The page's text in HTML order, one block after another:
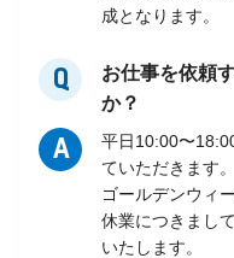
成となります。​
Q
お仕事を依頼
か？
A
平日10:00〜
ていただきます。
ゴールデンウィ
休業につきまし
いたします。​